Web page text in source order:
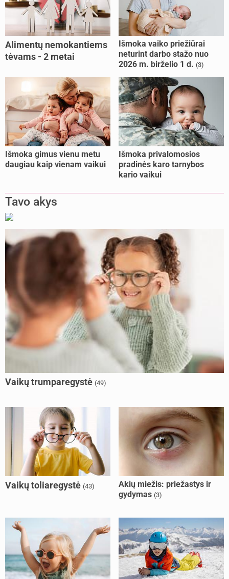
Alimentų nemokantiems
tėvams - 2 metai
Išmoka vaiko priežiūrai
neturint darbo stažo nuo
2026 m. birželio 1 d. (3)
Išmoka gimus vienu metu
daugiau kaip vienam vaikui
Išmoka privalomosios
pradinės karo tarnybos
kario vaikui
Tavo akys
Vaikų trumparegystė (49)
Vaikų toliaregystė (43)
Akių miežis: priežastys ir
gydymas (3)